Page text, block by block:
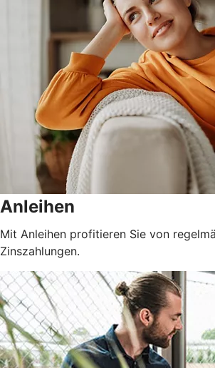
Anleihen
Mit Anleihen profitieren Sie von
Zinszahlungen.